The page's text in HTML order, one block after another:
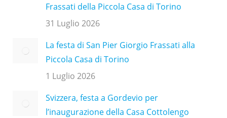
Frassati della Piccola Casa di Torino
31 Luglio 2026
La festa di San Pier Giorgio Frassati alla
Piccola Casa di Torino
1 Luglio 2026
Svizzera, festa a Gordevio per
l’inaugurazione della Casa Cottolengo